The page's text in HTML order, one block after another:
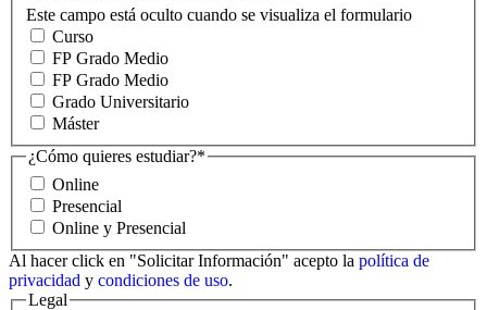
Este campo está oculto cuando se visualiza el formulario
Curso
FP Grado Medio
FP Grado Medio
Grado Universitario
Máster
¿Cómo quieres estudiar?*
Online
Presencial
Online y Presencial
Al hacer click en "Solicitar Información" acepto la política de
privacidad y condiciones de uso.
Legal